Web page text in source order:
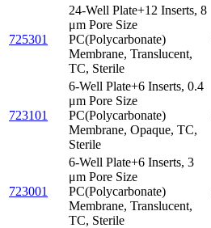
725301
24-Well Plate+12 Inserts, 8
μm Pore Size
PC(Polycarbonate)
Membrane, Translucent,
TC, Sterile
723101
6-Well Plate+6 Inserts, 0.4
μm Pore Size
PC(Polycarbonate)
Membrane, Opaque, TC,
Sterile
723001
6-Well Plate+6 Inserts, 3
μm Pore Size
PC(Polycarbonate)
Membrane, Translucent,
TC, Sterile